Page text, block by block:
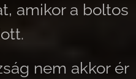
amikor a boltos
nem akkor ér